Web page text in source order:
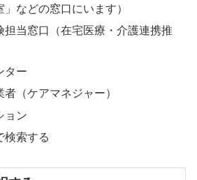
などの窓口にいます）
担当窓口（在宅医療・介護連携推
ター
（ケアマネジャー）
ョン
検索する